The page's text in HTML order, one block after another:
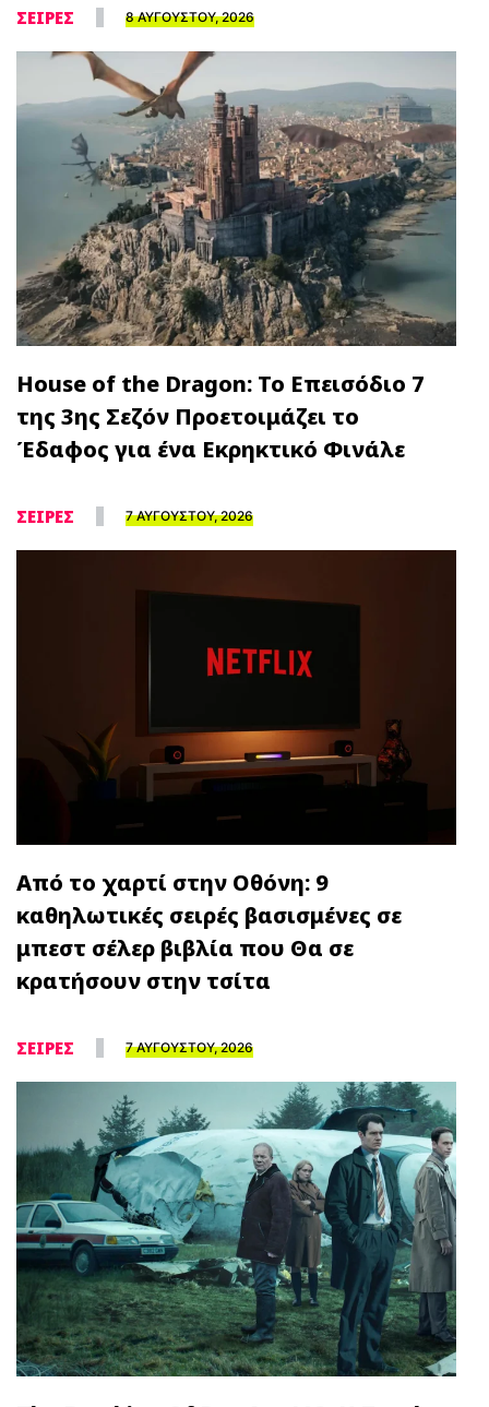
ΣΕΙΡΕΣ 8 ΑΥΓΟΥΣΤΟΥ, 2026
House of the Dragon: Το Επεισόδιο 7
της 3ης Σεζόν Προετοιμάζει το
Έδαφος για ένα Εκρηκτικό Φινάλε
ΣΕΙΡΕΣ 7 ΑΥΓΟΥΣΤΟΥ, 2026
Από το χαρτί στην Οθόνη: 9
καθηλωτικές σειρές βασισμένες σε
μπεστ σέλερ βιβλία που Θα σε
κρατήσουν στην τσίτα
ΣΕΙΡΕΣ 7 ΑΥΓΟΥΣΤΟΥ, 2026